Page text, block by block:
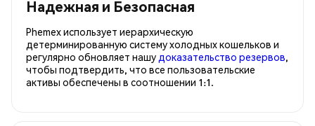
Надежная и Безопасная
Phemex использует иерархическую
детерминированную систему холодных кошельков и
регулярно обновляет нашу доказательство резервов,
чтобы подтвердить, что все пользовательские
активы обеспечены в соотношении 1:1.